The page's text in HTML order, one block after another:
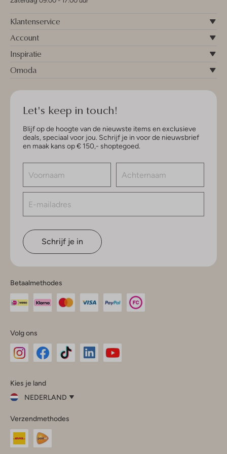
Klantenservice
Account
Inspiratie
Omoda
Let's keep in touch!
Blijf op de hoogte van de nieuwste items en exclusieve
deals, speciaal voor jou. Schrijf je in voor de nieuwsbrief
en maak kans op € 150,- shoptegoed.
Schrijf je in
Betaalmethodes
Volg ons
InstagramFacebook
Kies je land
NEDERLAND
je
land
Nederland
Verzendmethodes